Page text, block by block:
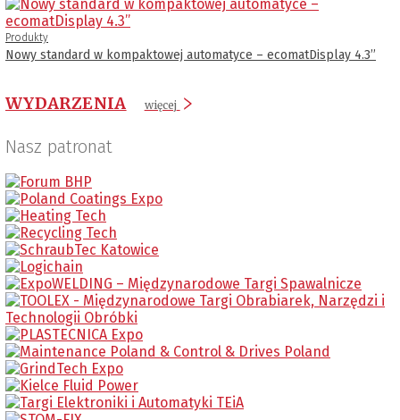
Produkty
Nowy standard w kompaktowej automatyce – ecomatDisplay 4.3’’
WYDARZENIA więcej
Nasz patronat